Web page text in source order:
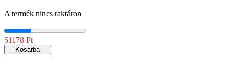
A termék nincs raktáron
51178 Ft
Kosárba